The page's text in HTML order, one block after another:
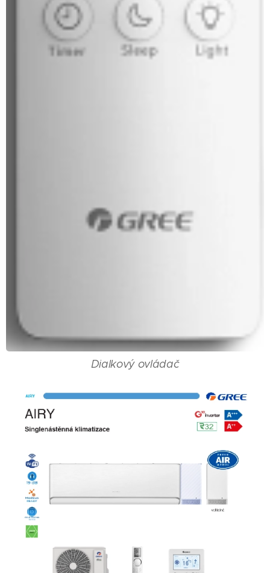
Dialkový ovládač